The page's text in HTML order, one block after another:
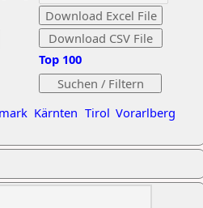
Kärnten Tirol Vorarlberg
Top 100